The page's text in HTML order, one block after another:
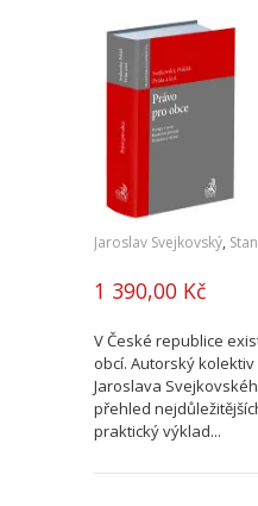
Jaroslav Svejkovský,
1 390,00 Kč
V České republice
obcí. Autorský kolektiv
Jaroslava
přehled
praktický výklad...